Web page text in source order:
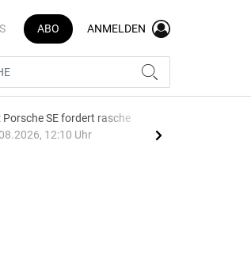
ABO ANMELDEN
Porsche SE fordert rasche
12:10 Uhr